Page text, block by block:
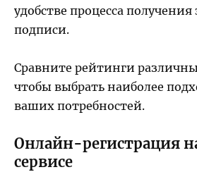
удобстве процесса
подписи.
Сравните рейтинги
чтобы выбрать наиболее
ваших потребностей.
Онлайн-регистрация
сервисе